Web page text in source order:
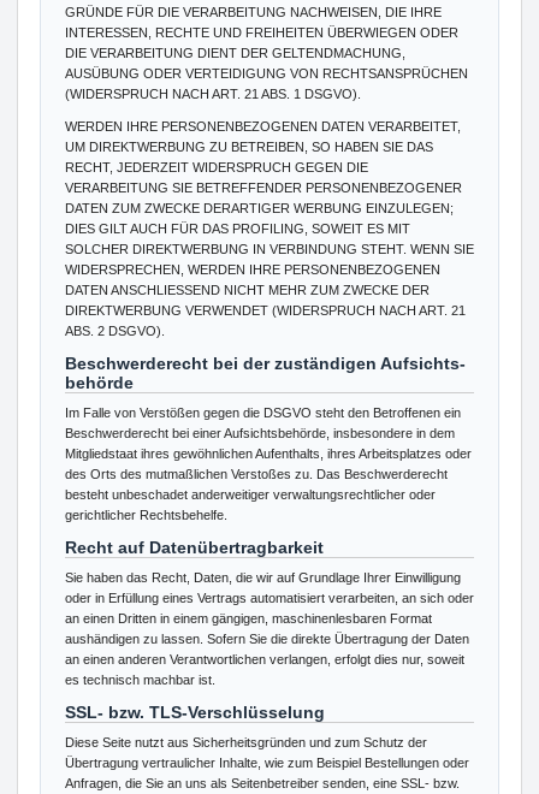
GRÜNDE FÜR DIE VERARBEITUNG NACHWEISEN, DIE IHRE
INTERESSEN, RECHTE UND FREIHEITEN ÜBERWIEGEN ODER
DIE VERARBEITUNG DIENT DER GELTENDMACHUNG,
AUSÜBUNG ODER VERTEIDIGUNG VON RECHTSANSPRÜCHEN
(WIDERSPRUCH NACH ART. 21 ABS. 1 DSGVO).
WERDEN IHRE PERSONENBEZOGENEN DATEN VERARBEITET,
UM DIREKTWERBUNG ZU BETREIBEN, SO HABEN SIE DAS
RECHT, JEDERZEIT WIDERSPRUCH GEGEN DIE
VERARBEITUNG SIE BETREFFENDER PERSONENBEZOGENER
DATEN ZUM ZWECKE DERARTIGER WERBUNG EINZULEGEN;
DIES GILT AUCH FÜR DAS PROFILING, SOWEIT ES MIT
SOLCHER DIREKTWERBUNG IN VERBINDUNG STEHT. WENN SIE
WIDERSPRECHEN, WERDEN IHRE PERSONENBEZOGENEN
DATEN ANSCHLIESSEND NICHT MEHR ZUM ZWECKE DER
DIREKTWERBUNG VERWENDET (WIDERSPRUCH NACH ART. 21
ABS. 2 DSGVO).
Beschwerde­recht bei der zuständigen Aufsichts­
behörde
Im Falle von Verstößen gegen die DSGVO steht den Betroffenen ein
Beschwerderecht bei einer Aufsichtsbehörde, insbesondere in dem
Mitgliedstaat ihres gewöhnlichen Aufenthalts, ihres Arbeitsplatzes oder
des Orts des mutmaßlichen Verstoßes zu. Das Beschwerderecht
besteht unbeschadet anderweitiger verwaltungsrechtlicher oder
gerichtlicher Rechtsbehelfe.
Recht auf Daten­übertrag­barkeit
Sie haben das Recht, Daten, die wir auf Grundlage Ihrer Einwilligung
oder in Erfüllung eines Vertrags automatisiert verarbeiten, an sich oder
an einen Dritten in einem gängigen, maschinenlesbaren Format
aushändigen zu lassen. Sofern Sie die direkte Übertragung der Daten
an einen anderen Verantwortlichen verlangen, erfolgt dies nur, soweit
es technisch machbar ist.
SSL- bzw. TLS-Verschlüsselung
Diese Seite nutzt aus Sicherheitsgründen und zum Schutz der
Übertragung vertraulicher Inhalte, wie zum Beispiel Bestellungen oder
Anfragen, die Sie an uns als Seitenbetreiber senden, eine SSL- bzw.